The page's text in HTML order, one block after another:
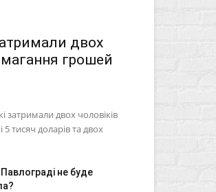
двох
грошей
затримали двох чоловіків
тисяч доларів та двох
не буде